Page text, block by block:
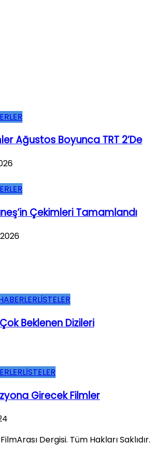
Ağustos Boyunca TRT 2’de
Çekimleri Tamamlandı
LİSTELER
Beklenen Dizileri
LİSTELER
Girecek Filmler
Dergisi. Tüm Hakları Saklıdır.